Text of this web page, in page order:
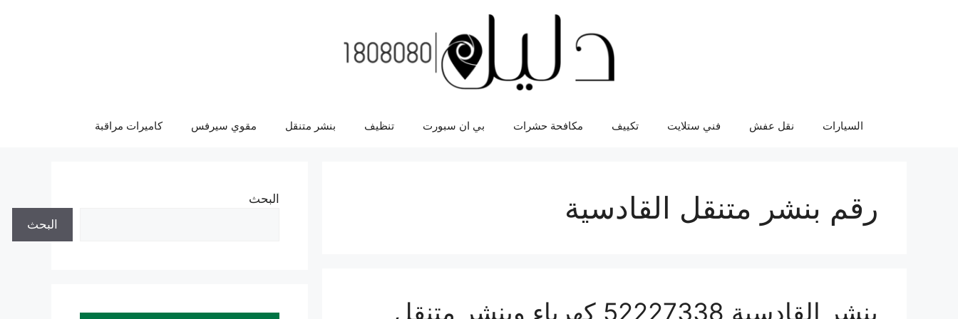
السيارات نقل عفش فني ستلايت تكييف مكافحة حشرات بي ان سبورت تنظيف بنشر متنقل مقوي سيرفس كاميرات مراقبة
رقم بنشر متنقل القادسية
بنشر القادسية 52227338 كهرباء وبنشر متنقل
البحث
البحث